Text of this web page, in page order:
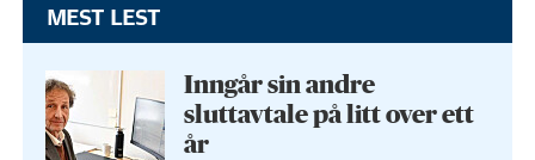
MEST LEST
Inngår sin andre
sluttavtale på litt over ett
år